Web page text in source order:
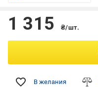
1 315 ₴/шт.
В желания